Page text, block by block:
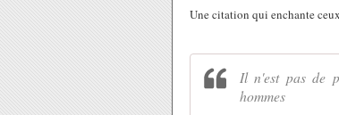
Une citation qui enchante
Il n'est pas de
hommes